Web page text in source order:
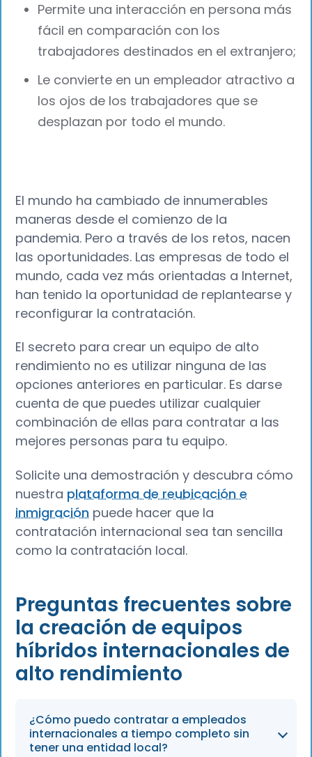
Permite una interacción en persona más
fácil en comparación con los
trabajadores destinados en el extranjero;
Le convierte en un empleador atractivo a
los ojos de los trabajadores que se
desplazan por todo el mundo.
El mundo ha cambiado de innumerables
maneras desde el comienzo de la
pandemia. Pero a través de los retos, nacen
las oportunidades. Las empresas de todo el
mundo, cada vez más orientadas a Internet,
han tenido la oportunidad de replantearse y
reconfigurar la contratación.
El secreto para crear un equipo de alto
rendimiento no es utilizar ninguna de las
opciones anteriores en particular. Es darse
cuenta de que puedes utilizar cualquier
combinación de ellas para contratar a las
mejores personas para tu equipo.
Solicite una demostración y descubra cómo
nuestra plataforma de reubicación e
inmigración puede hacer que la
contratación internacional sea tan sencilla
como la contratación local.
Preguntas frecuentes sobre
la creación de equipos
híbridos internacionales de
alto rendimiento
¿Cómo puedo contratar a empleados
internacionales a tiempo completo sin
tener una entidad local?